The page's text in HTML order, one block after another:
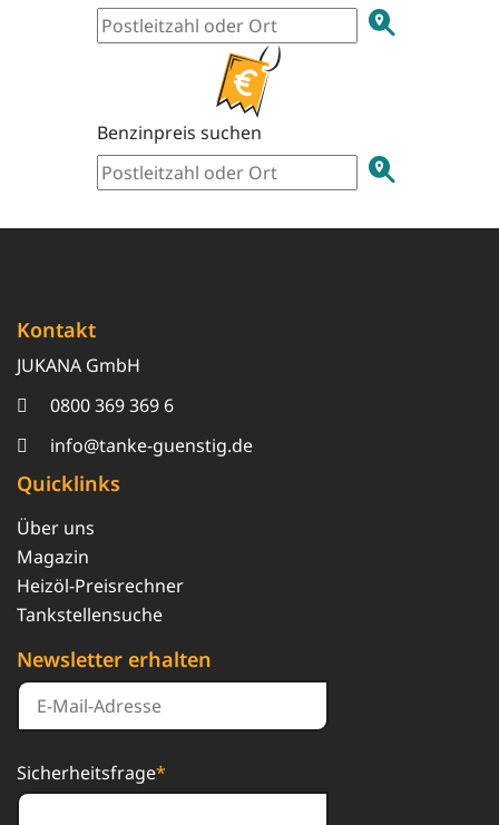
Benzinpreis suchen
Kontakt
JUKANA GmbH
0800 369 369 6
info@tanke-guenstig.de
Quicklinks
Über uns
Magazin
Heizöl-Preisrechner
Tankstellensuche
Newsletter erhalten
Sicherheitsfrage*